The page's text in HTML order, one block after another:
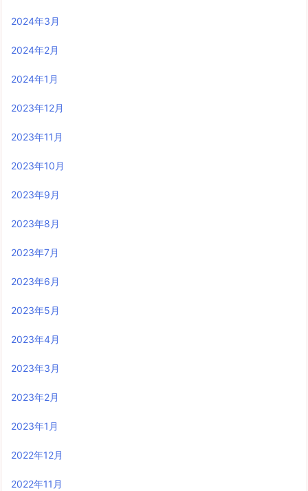
2024年3月
2024年2月
2024年1月
2023年12月
2023年11月
2023年10月
2023年9月
2023年8月
2023年7月
2023年6月
2023年5月
2023年4月
2023年3月
2023年2月
2023年1月
2022年12月
2022年11月